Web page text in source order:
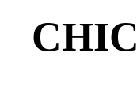
CHIC